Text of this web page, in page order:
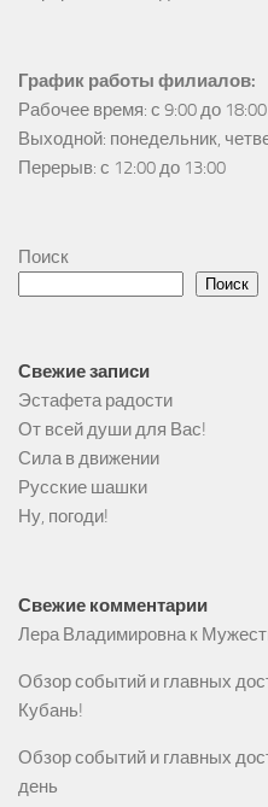
График работы филиалов:
Рабочее время: с 9:00 до 18:00
Выходной: понедельник,
Перерыв: с 12:00 до 13:00
Поиск
Поиск
Свежие записи
Эстафета радости
От всей души для Вас!
Сила в движении
Русские шашки
Ну, погоди!
Свежие комментарии
Лера Владимировнак
Обзор событий и главных
Кубань!
Обзор событий и главных
день